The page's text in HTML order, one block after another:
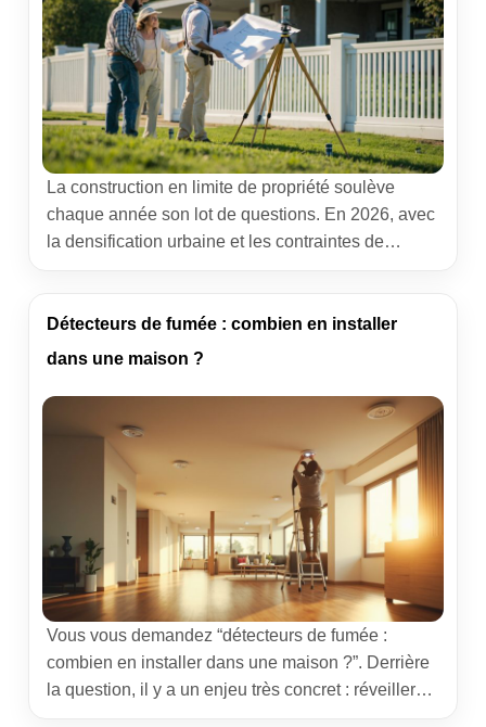
La construction en limite de propriété soulève
chaque année son lot de questions. En 2026, avec
la densification urbaine et les contraintes de
demandez si vous pouvez refuser l’implantation
d’un garage, d’une extension ou d’un abri à la
Détecteurs de fumée : combien en installer
dans une maison ?
Vous vous demandez “détecteurs de fumée :
combien en installer dans une maison ?”. Derrière
la question, il y a un enjeu très concret : réveiller